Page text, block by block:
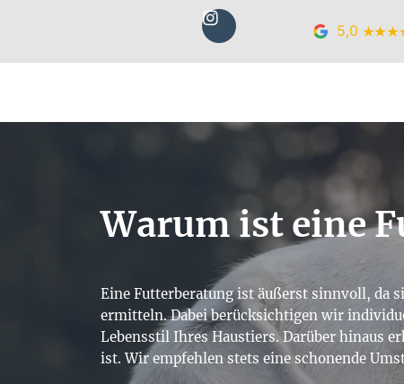
I
t
r
5,0
Warum ist eine
Eine Futterberatung ist äußerst sinnvoll, da
ermitteln. Dabei berücksichtigen wir
Lebensstil Ihres Haustiers. Darüber hinaus
ist. Wir empfehlen stets eine schonende